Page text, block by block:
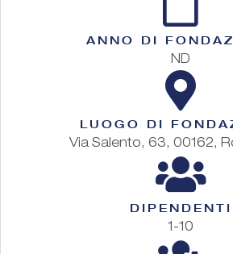
ANNO DI
ND
LUOGO DI
Via Salento, 63, 00162,
DIPENDENTI
1-10